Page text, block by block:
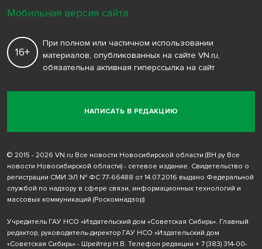
НАПИСАТЬ В РЕДАКЦИЮ
16+
При полном или частичном использовании
материалов, опубликованных на сайте VN.ru,
обязательна активная гиперссылка на сайт
© 2015 - 2026 VN.ru Все новости Новосибирской области (ВН.ру Все
новости Новосибирской области) - сетевое издание. Свидетельство о
регистрации СМИ ЭЛ № ФС 77-66488 от 14.07.2016 выдано Федеральной
службой по надзору в сфере связи, информационных технологий и
массовых коммуникаций (Роскомнадзор)
Учредитель ГАУ НСО «Издательский дом «Советская Сибирь». Главный
редактор, руководитель-директор ГАУ НСО «Издательский дом
«Советская Сибирь» - Шрейтер Н.В. Телефон редакции + 7 (383) 314-00-
Мобильная версия сайта